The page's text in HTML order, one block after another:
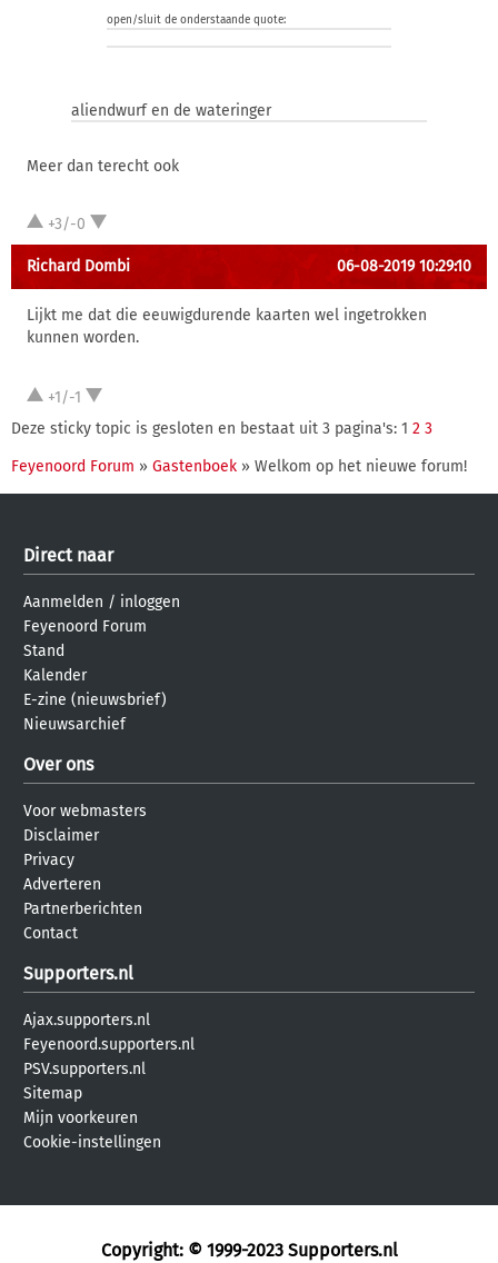
open/sluit de onderstaande quote:
aliendwurf en de wateringer
Meer dan terecht ook
+3/-0
Richard Dombi 06-08-2019 10:29:10
Lijkt me dat die eeuwigdurende kaarten wel ingetrokken
kunnen worden.
+1/-1
Deze sticky topic is gesloten en bestaat uit 3 pagina's: 1 2 3
Feyenoord Forum » Gastenboek » Welkom op het nieuwe forum!
Direct naar
Aanmelden / inloggen
Feyenoord Forum
Stand
Kalender
E-zine (nieuwsbrief)
Nieuwsarchief
Over ons
Voor webmasters
Disclaimer
Privacy
Adverteren
Partnerberichten
Contact
Supporters.nl
Ajax.supporters.nl
Feyenoord.supporters.nl
PSV.supporters.nl
Sitemap
Mijn voorkeuren
Cookie-instellingen
Copyright: © 1999-2023 Supporters.nl